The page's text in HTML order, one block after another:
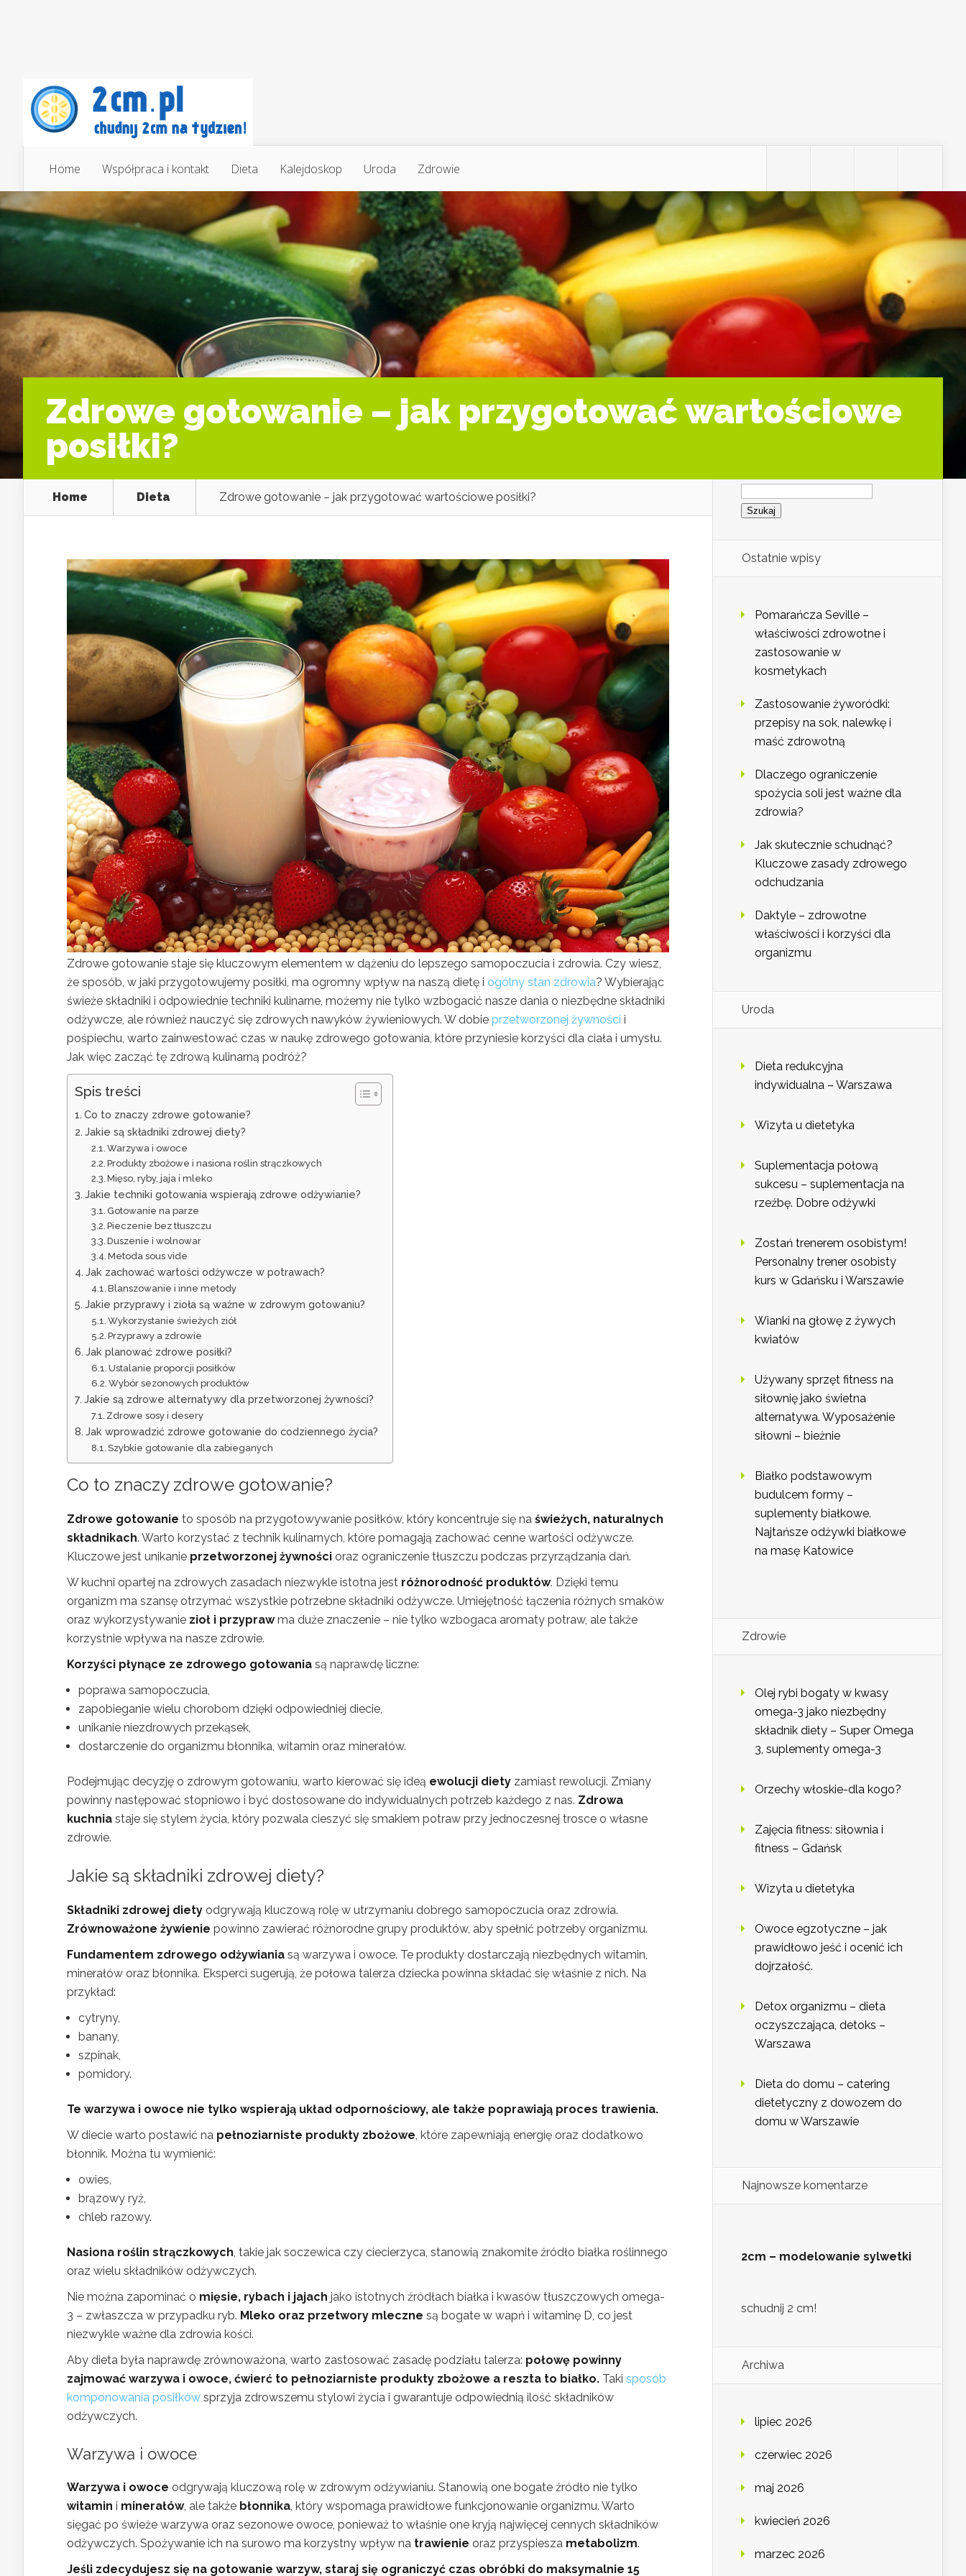
Home Współpraca i kontakt Dieta Kalejdoskop Uroda Zdrowie
Zdrowe gotowanie – jak przygotować wartościowe
posiłki?
Home Dieta Zdrowe gotowanie – jak przygotować wartościowe posiłki?
Zdrowe gotowanie staje się kluczowym elementem w dążeniu do lepszego samopoczucia i zdrowia. Czy wiesz,
że sposób, w jaki przygotowujemy posiłki, ma ogromny wpływ na naszą dietę i ogólny stan zdrowia? Wybierając
świeże składniki i odpowiednie techniki kulinarne, możemy nie tylko wzbogacić nasze dania o niezbędne składniki
odżywcze, ale również nauczyć się zdrowych nawyków żywieniowych. W dobie przetworzonej żywności i
pośpiechu, warto zainwestować czas w naukę zdrowego gotowania, które przyniesie korzyści dla ciała i umysłu.
Jak więc zacząć tę zdrową kulinarną podróż?
Spis treści
Co to znaczy zdrowe gotowanie?
Jakie są składniki zdrowej diety?
Warzywa i owoce
Produkty zbożowe i nasiona roślin strączkowych
Mięso, ryby, jaja i mleko
Jakie techniki gotowania wspierają zdrowe odżywianie?
Gotowanie na parze
Pieczenie bez tłuszczu
Duszenie i wolnowar
Metoda sous vide
Jak zachować wartości odżywcze w potrawach?
Blanszowanie i inne metody
Jakie przyprawy i zioła są ważne w zdrowym gotowaniu?
Wykorzystanie świeżych ziół
Przyprawy a zdrowie
Jak planować zdrowe posiłki?
Ustalanie proporcji posiłków
Wybór sezonowych produktów
Jakie są zdrowe alternatywy dla przetworzonej żywności?
Zdrowe sosy i desery
Jak wprowadzić zdrowe gotowanie do codziennego życia?
Szybkie gotowanie dla zabieganych
Co to znaczy zdrowe gotowanie?
Zdrowe gotowanie to sposób na przygotowywanie posiłków, który koncentruje się na świeżych, naturalnych
składnikach. Warto korzystać z technik kulinarnych, które pomagają zachować cenne wartości odżywcze.
Kluczowe jest unikanie przetworzonej żywności oraz ograniczenie tłuszczu podczas przyrządzania dań.
W kuchni opartej na zdrowych zasadach niezwykle istotna jest różnorodność produktów. Dzięki temu
organizm ma szansę otrzymać wszystkie potrzebne składniki odżywcze. Umiejętność łączenia różnych smaków
oraz wykorzystywanie zioł i przyprawma duże znaczenie – nie tylko wzbogaca aromaty potraw, ale także
korzystnie wpływa na nasze zdrowie.
Korzyści płynące ze zdrowego gotowania są naprawdę liczne:
poprawa samopoczucia,
zapobieganie wielu chorobom dzięki odpowiedniej diecie,
unikanie niezdrowych przekąsek,
dostarczenie do organizmu błonnika, witamin oraz minerałów.
Podejmując decyzję o zdrowym gotowaniu, warto kierować się ideą ewolucji diety zamiast rewolucji. Zmiany
powinny następować stopniowo i być dostosowane do indywidualnych potrzeb każdego z nas. Zdrowa
kuchnia staje się stylem życia, który pozwala cieszyć się smakiem potraw przy jednoczesnej trosce o własne
zdrowie.
Jakie są składniki zdrowej diety?
Składniki zdrowej diety odgrywają kluczową rolę w utrzymaniu dobrego samopoczucia oraz zdrowia.
Zrównoważone żywienie powinno zawierać różnorodne grupy produktów, aby spełnić potrzeby organizmu.
Fundamentem zdrowego odżywiania są warzywa i owoce. Te produkty dostarczają niezbędnych witamin,
minerałów oraz błonnika. Eksperci sugerują, że połowa talerza dziecka powinna składać się właśnie z nich. Na
przykład:
cytryny,
banany,
szpinak,
pomidory.
Te warzywa i owoce nie tylko wspierają układ odpornościowy, ale także poprawiają proces trawienia.
W diecie warto postawić na pełnoziarniste produkty zbożowe, które zapewniają energię oraz dodatkowo
błonnik. Można tu wymienić:
owies,
brązowy ryż,
chleb razowy.
Nasiona roślin strączkowych, takie jak soczewica czy ciecierzyca, stanowią znakomite źródło białka roślinnego
oraz wielu składników odżywczych.
Nie można zapominać o mięsie, rybach i jajach jako istotnych źródłach białka i kwasów tłuszczowych omega-
3 – zwłaszcza w przypadku ryb. Mleko oraz przetwory mleczne są bogate w wapń i witaminę D, co jest
niezwykle ważne dla zdrowia kości.
Aby dieta była naprawdę zrównoważona, warto zastosować zasadę podziału talerza: połowę powinny
zajmować warzywa i owoce, ćwierć to pełnoziarniste produkty zbożowe a reszta to białko. Taki sposób
komponowania posiłków sprzyja zdrowszemu stylowi życia i gwarantuje odpowiednią ilość składników
odżywczych.
Warzywa i owoce
Warzywa i owoce odgrywają kluczową rolę w zdrowym odżywianiu. Stanowią one bogate źródło nie tylko
witamin i minerałów, ale także błonnika, który wspomaga prawidłowe funkcjonowanie organizmu. Warto
sięgać po świeże warzywa oraz sezonowe owoce, ponieważ to właśnie one kryją najwięcej cennych składników
odżywczych. Spożywanie ich na surowo ma korzystny wpływ na trawienie oraz przyspiesza metabolizm.
Jeśli zdecydujesz się na gotowanie warzyw, staraj się ograniczyć czas obróbki do maksymalnie 15
Szukaj:
Ostatnie wpisy
Pomarańcza Seville –
właściwości zdrowotne i
zastosowanie w
kosmetykach
Zastosowanie żyworódki:
przepisy na sok, nalewkę i
maść zdrowotną
Dlaczego ograniczenie
spożycia soli jest ważne dla
zdrowia?
Jak skutecznie schudnąć?
Kluczowe zasady zdrowego
odchudzania
Daktyle – zdrowotne
właściwości i korzyści dla
organizmu
Uroda
Dieta redukcyjna
indywidualna – Warszawa
Wizyta u dietetyka
Suplementacja połową
sukcesu – suplementacja na
rzeźbę. Dobre odżywki
Zostań trenerem osobistym!
Personalny trener osobisty
kurs w Gdańsku i Warszawie
Wianki na głowę z żywych
kwiatów
Używany sprzęt fitness na
siłownię jako świetna
alternatywa. Wyposażenie
siłowni – bieżnie
Białko podstawowym
budulcem formy –
suplementy białkowe.
Najtańsze odżywki białkowe
na masę Katowice
Zdrowie
Olej rybi bogaty w kwasy
omega-3 jako niezbędny
składnik diety – Super Omega
3, suplementy omega-3
Orzechy włoskie-dla kogo?
Zajęcia fitness: siłownia i
fitness – Gdańsk
Wizyta u dietetyka
Owoce egzotyczne – jak
prawidłowo jeść i ocenić ich
dojrzałość.
Detox organizmu – dieta
oczyszczająca, detoks –
Warszawa
Dieta do domu – catering
dietetyczny z dowozem do
domu w Warszawie
Najnowsze komentarze
2cm – modelowanie sylwetki
schudnij 2 cm!
Archiwa
lipiec 2026
czerwiec 2026
maj 2026
kwiecień 2026
marzec 2026